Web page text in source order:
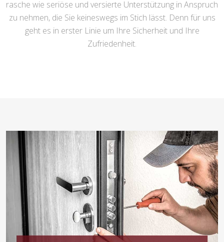
rasche wie seriöse und versierte Unterstützung in Anspruch
zu nehmen, die Sie keineswegs im Stich lässt. Denn für uns
geht es in erster Linie um Ihre Sicherheit und Ihre
Zufriedenheit.